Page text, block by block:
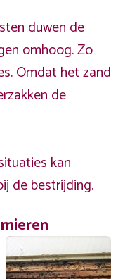
duwen de
omhoog. Zo
Omdat het zand
de
kan
de bestrijding.